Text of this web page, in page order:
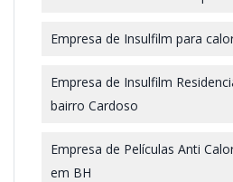
Empresa de Insulfilm para
Empresa de Insulfilm
bairro Cardoso
Empresa de Películas Anti
em BH